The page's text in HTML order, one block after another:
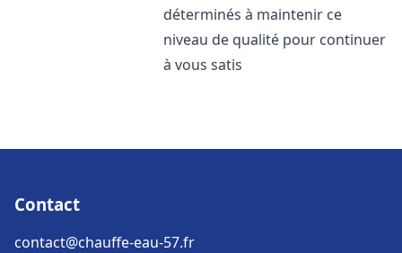
déterminés à maintenir ce
niveau de qualité pour continuer
à vous satis
Contact
contact@chauffe-eau-57.fr